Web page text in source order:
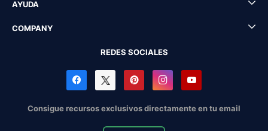
AYUDA
COMPANY
REDES SOCIALES
Consigue recursos exclusivos directamente en tu email